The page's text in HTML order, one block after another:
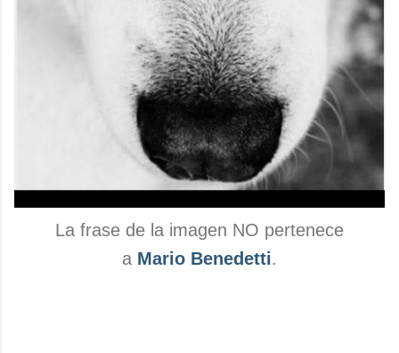
La frase de la imagen NO pertenece
a Mario Benedetti.